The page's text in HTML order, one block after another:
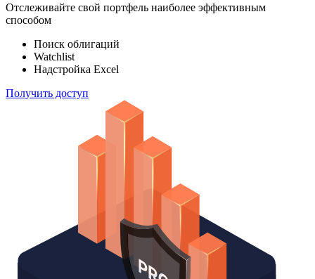
Отслеживайте свой портфель наиболее эффективным
способом
Поиск облигаций
Watchlist
Надстройка Excel
Получить доступ